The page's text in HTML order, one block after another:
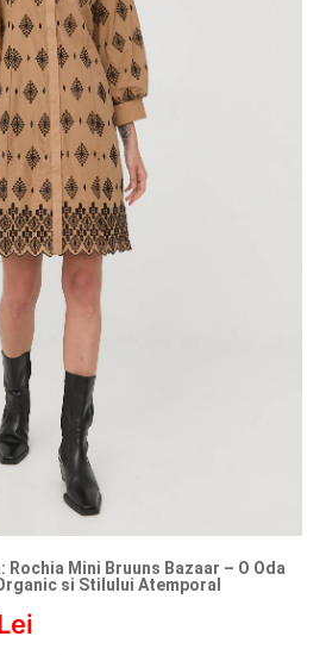
Mini Bruuns Bazaar – O Oda
si Stilului Atemporal